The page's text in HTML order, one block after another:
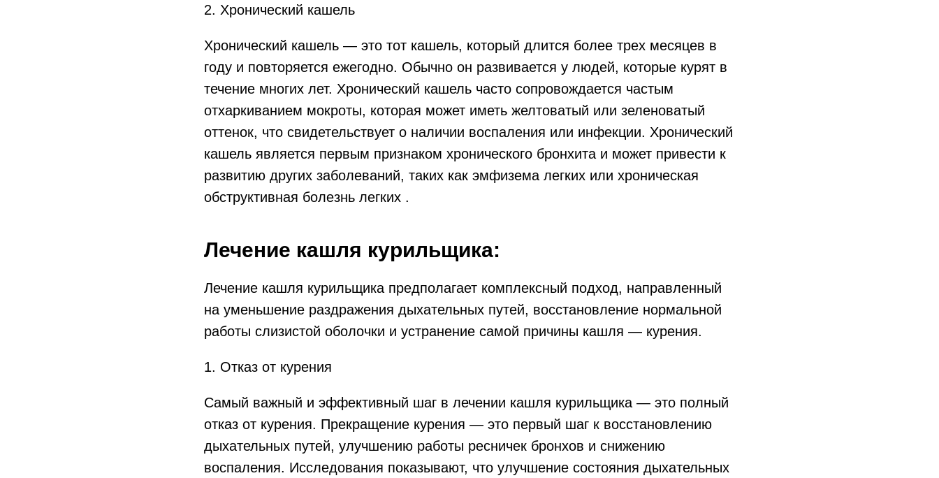
2. Хронический кашель
Хронический кашель — это тот кашель, который длится более трех месяцев в
году и повторяется ежегодно. Обычно он развивается у людей, которые курят в
течение многих лет. Хронический кашель часто сопровождается частым
отхаркиванием мокроты, которая может иметь желтоватый или зеленоватый
оттенок, что свидетельствует о наличии воспаления или инфекции. Хронический
кашель является первым признаком хронического бронхита и может привести к
развитию других заболеваний, таких как эмфизема легких или хроническая
обструктивная болезнь легких .
Лечение кашля курильщика:
Лечение кашля курильщика предполагает комплексный подход, направленный
на уменьшение раздражения дыхательных путей, восстановление нормальной
работы слизистой оболочки и устранение самой причины кашля — курения.
1. Отказ от курения
Самый важный и эффективный шаг в лечении кашля курильщика — это полный
отказ от курения. Прекращение курения — это первый шаг к восстановлению
дыхательных путей, улучшению работы ресничек бронхов и снижению
воспаления. Исследования показывают, что улучшение состояния дыхательных